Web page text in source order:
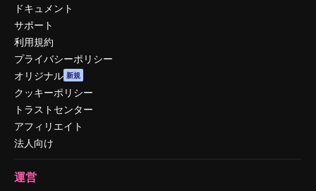
ドキュメント
サポート
利用規約
プライバシーポリシー
オリジナル 新規
クッキーポリシー
トラストセンター
アフィリエイト
法人向け
運営